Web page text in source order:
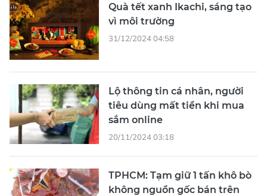
Quà tết xanh Ikachi, sáng tạo
vì môi trường
31/12/2024 04:58
Lộ thông tin cá nhân, người
tiêu dùng mất tiền khi mua
sắm online
20/11/2024 03:18
TPHCM: Tạm giữ 1 tấn khô bò
không nguồn gốc bán trên